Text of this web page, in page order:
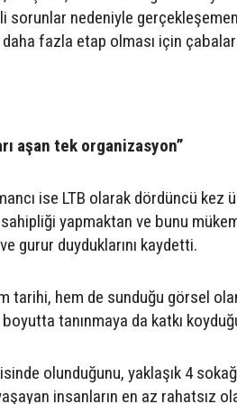
sorunlar nedeniyle
fazla etap olması için
aşan tek organizasyon”
ise LTB olarak dördüncü
yapmaktan ve bunu
gurur duyduklarını kaydetti.
tarihi, hem de sunduğu görsel
boyutta tanınmaya da katkı
olunduğunu, yaklaşık 4
insanların en az rahatsız